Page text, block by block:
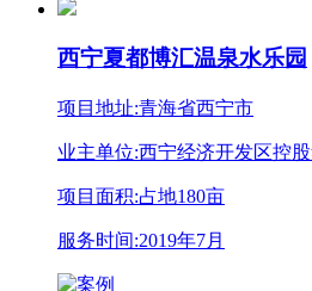
西宁夏都博汇温泉水乐园
项目地址:青海省西宁市
业主单位:西宁经济开发区控
项目面积:占地180亩
服务时间:2019年7月